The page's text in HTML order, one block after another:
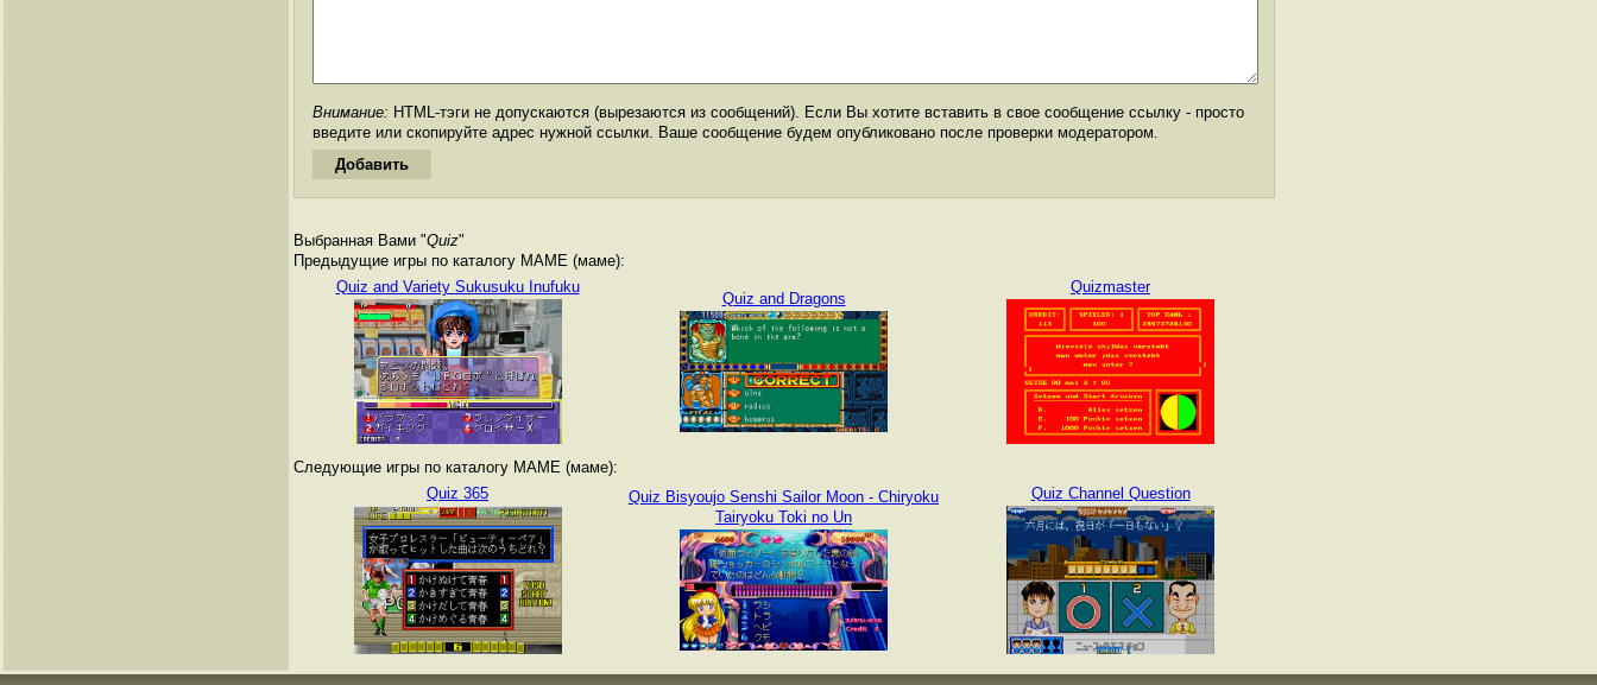
Внимание: HTML-тэги не допускаются (вырезаются из сообщений). Если Вы хотите вставить в свое сообщение ссылку - просто
введите или скопируйте адрес нужной ссылки. Ваше сообщение будем опубликовано после проверки модератором.
Выбранная Вами "Quiz"
Предыдущие игры по каталогу MAME (маме):
Quiz and Variety Sukusuku Inufuku
Quiz and Dragons
Quizmaster
Следующие игры по каталогу MAME (маме):
Quiz 365
Quiz Bisyoujo Senshi Sailor Moon - Chiryoku
Tairyoku Toki no Un
Quiz Channel Question